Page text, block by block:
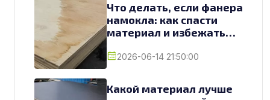
Что делать, если фанера
намокла: как спасти
материал и избежать
2026-06-14 21:50:00
Какой материал лучше